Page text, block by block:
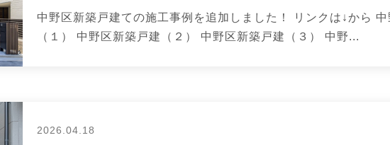
中野区新築戸建ての施工事例を追加しました！ リンクは↓から
（１） 中野区新築戸建（２） 中野区新築戸建（３） 中野...
2026.04.18